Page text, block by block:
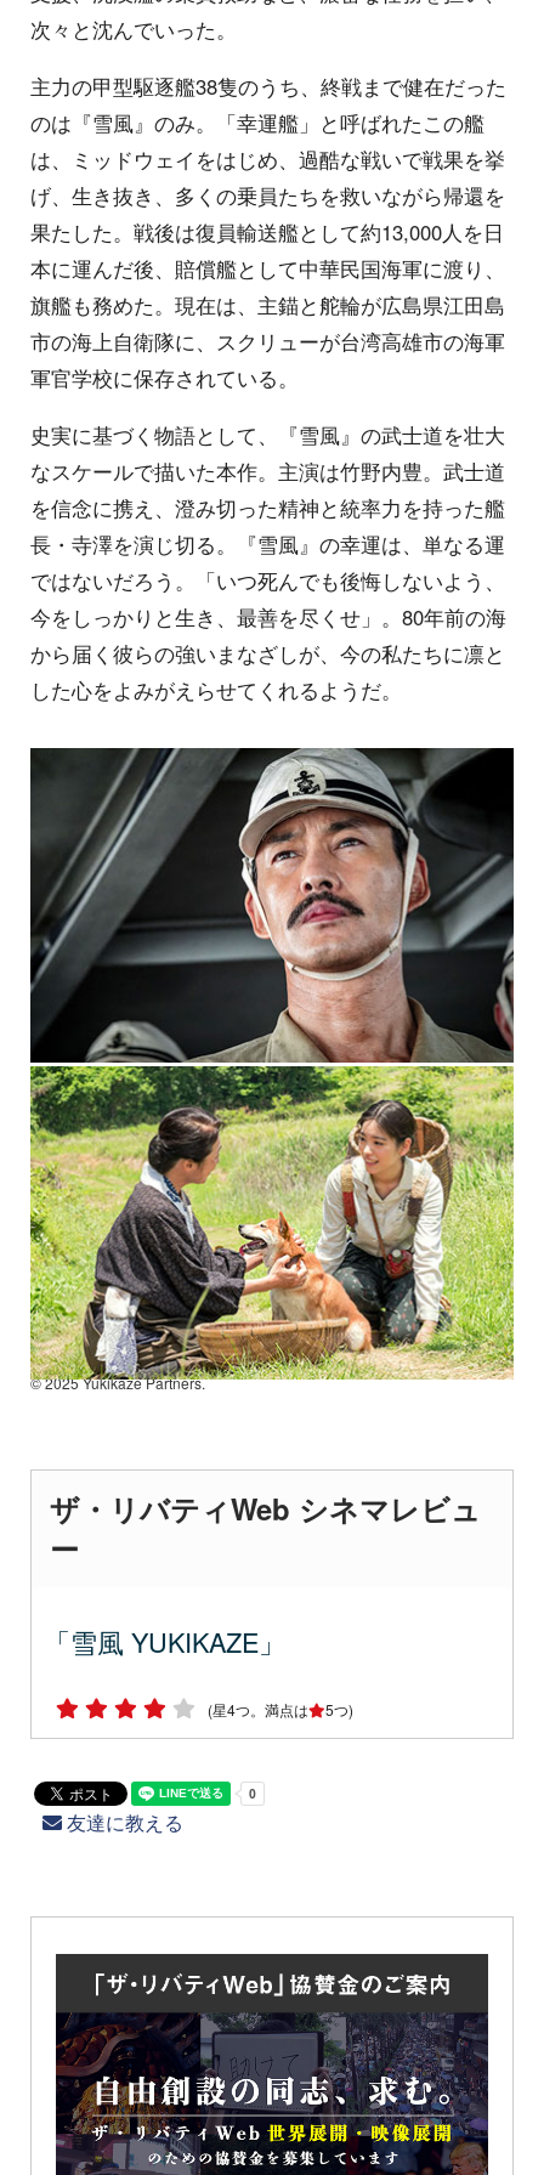
次々と沈んでいった。
主力の甲型駆逐艦38隻のうち、終戦まで健在だった
のは『雪風』のみ。「幸運艦」と呼ばれたこの艦
は、ミッドウェイをはじめ、過酷な戦いで戦果を挙
げ、生き抜き、多くの乗員たちを救いながら帰還を
果たした。戦後は復員輸送艦として約13,000人を日
本に運んだ後、賠償艦として中華民国海軍に渡り、
旗艦も務めた。現在は、主錨と舵輪が広島県江田島
市の海上自衛隊に、スクリューが台湾高雄市の海軍
軍官学校に保存されている。
史実に基づく物語として、『雪風』の武士道を壮大
なスケールで描いた本作。主演は竹野内豊。武士道
を信念に携え、澄み切った精神と統率力を持った艦
長・寺澤を演じ切る。『雪風』の幸運は、単なる運
ではないだろう。「いつ死んでも後悔しないよう、
今をしっかりと生き、最善を尽くせ」。80年前の海
から届く彼らの強いまなざしが、今の私たちに凛と
した心をよみがえらせてくれるようだ。
© 2025 Yukikaze Partners.
ザ・リバティWeb シネマレビュ
ー
「雪風 YUKIKAZE」
(星4つ。満点は 5つ)
友達に教える